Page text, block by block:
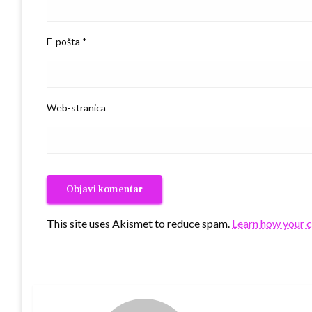
E-pošta *
Web-stranica
This site uses Akismet to reduce spam. Learn how your